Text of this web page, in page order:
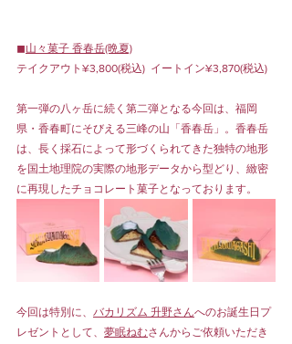
◼︎山々菓子 香春岳(晩夏)
テイクアウト¥3,800(税込)  イートイン¥3,870(税込)
第一弾の八ヶ岳に続く第二弾となる今回は、福岡
県・香春町にそびえる三峰の山「香春岳」。香春岳
は、長く採石によって形づくられてきた独特の地形
を国土地理院の実際の地形データから型どり、緻密
に再現したチョコレート菓子となっております。
今回は特別に、 バカリズム 升野さんへのお誕生日プ
レゼントとして、 夢眠ねむさんからご依頼いただき